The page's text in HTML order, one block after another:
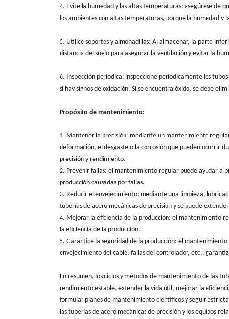
4. Evite la humedad y las altas temperaturas: asegúrese de
los ambientes con altas temperaturas, porque la humedad
5. Utilice soportes y almohadillas: Al almacenar, la parte
distancia del suelo para asegurar la ventilación y evitar la
6. Inspección periódica: inspeccione periódicamente los
si hay signos de oxidación. Si se encuentra óxido, se debe
Propósito de mantenimiento:
1. Mantener la precisión: mediante un mantenimiento
deformación, el desgaste o la corrosión que pueden ocurrir
precisión y rendimiento.
2. Prevenir fallas: el mantenimiento regular puede ayudar a
producción causadas por fallas.
3. Reducir el envejecimiento: mediante una limpieza,
tuberías de acero mecánicas de precisión y se puede
4. Mejorar la eficiencia de la producción: el mantenimiento
la eficiencia de la producción.
5. Garantice la seguridad de la producción: el
envejecimiento del cable, fallas del controlador, etc.,
En resumen, los ciclos y métodos de mantenimiento de las
rendimiento estable, extender la vida útil, mejorar la
formular planes de mantenimiento científicos y seguir
las tuberías de acero mecánicas de precisión y los equipos